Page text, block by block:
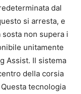
dal
si arresta, e
non supera i
unitamente
Assist. Il sistema
della corsia
tecnologia